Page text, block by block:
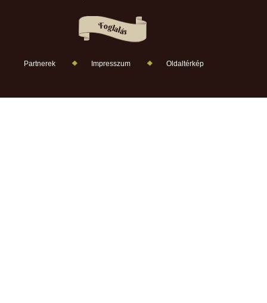
Partnerek Impresszum Oldaltérkép